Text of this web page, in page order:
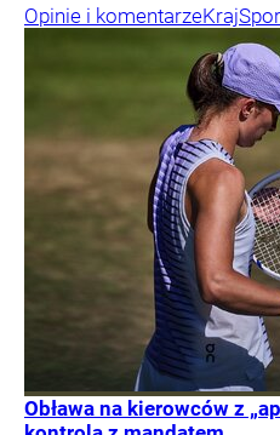
Opinie i komentarzeKraj
Obława na kierowców z